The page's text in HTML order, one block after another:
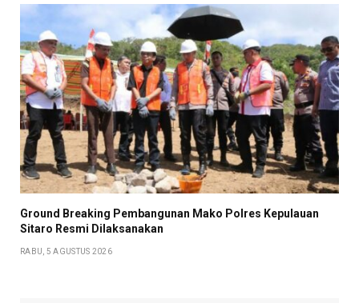
Ground Breaking Pembangunan Mako Polres Kepulauan
Sitaro Resmi Dilaksanakan
RABU, 5 AGUSTUS 2026